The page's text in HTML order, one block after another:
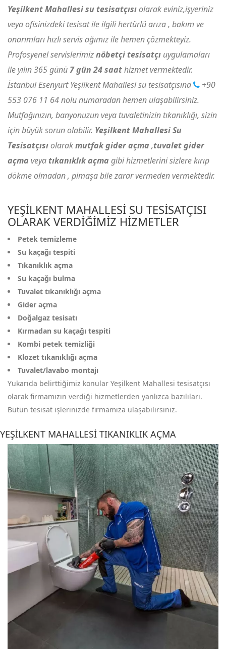
Yeşilkent Mahallesi su tesisatçısıolarak eviniz,işyeriniz
veya ofisinizdeki tesisat ile ilgili hertürlü arıza , bakım ve
onarımları hızlı servis ağımız ile hemen çözmekteyiz.
Profosyenel servislerimiznöbetçi tesisatçı uygulamaları
ile yılın 365 günü 7 gün 24 saathizmet vermektedir.
İstanbul Esenyurt Yeşilkent Mahallesi su tesisatçısına
+90
553 076 11 64nolu numaradan hemen ulaşabilirsiniz.
Mutfağınızın, banyonuzun veya tuvaletinizin tıkanıklığı, sizin
için büyük sorun olabilir. Yeşilkent Mahallesi Su
Tesisatçısıolarakmutfak gider açma ,tuvalet gider
açma veyatıkanıklık açma gibi hizmetlerini sizlere kırıp
dökme olmadan , pimaşa bile zarar vermeden vermektedir.
YEŞILKENT MAHALLESI SU TESISATÇISI
OLARAK VERDIĞIMIZ HIZMETLER
Petek temizleme
Su kaçağı tespiti
Tıkanıklık açma
Su kaçağı bulma
Tuvalet tıkanıklığı açma
Gider açma
Doğalgaz tesisatı
Kırmadan su kaçağı tespiti
Kombi petek temizliği
Klozet tıkanıklığı açma
Tuvalet/lavabo montajı
Yukarıda belirttiğimiz konular Yeşilkent Mahallesi tesisatçısı
olarak firmamızın verdiği hizmetlerden yanlızca bazılıları.
Bütün tesisat işlerinizde firmamıza ulaşabilirsiniz.
YEŞILKENT MAHALLESI TIKANIKLIK AÇMA